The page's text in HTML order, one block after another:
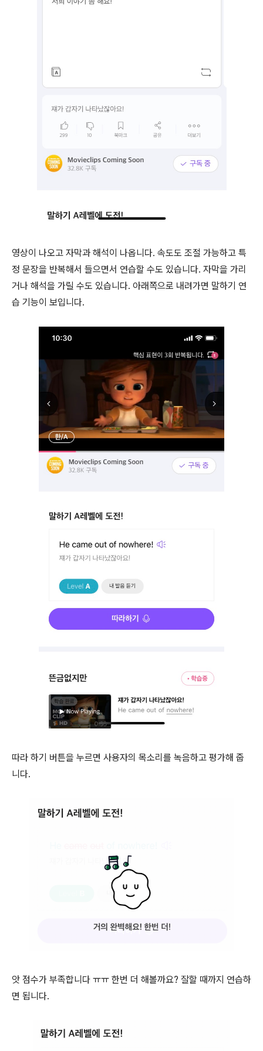
영상이 나오고 자막과 해석이 나옵니다. 속도도 조절 가능하고 특
정 문장을 반복해서 들으면서 연습할 수도 있습니다. 자막을 가리
거나 해석을 가릴 수도 있습니다. 아래쪽으로 내려가면 말하기 연
습 기능이 보입니다.
따라 하기 버튼을 누르면 사용자의 목소리를 녹음하고 평가해 줍
니다.
앗 점수가 부족합니다 ㅠㅠ 한번 더 해볼까요? 잘할 때까지 연습하
면 됩니다.